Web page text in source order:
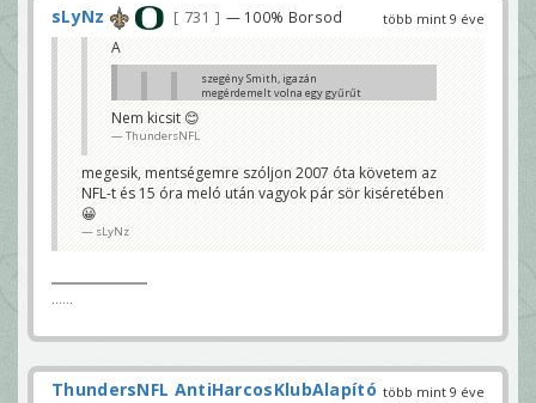
több mint 9 éve
sLyNz 731 — 100% Borsod
A
szegény Smith, igazán
megérdemelt volna egy gyűrűt
Ez most valami vicc?
Nem kicsit 😊
ThundersNFL
megesik, mentségemre szóljon 2007 óta követem az
NFL-t és 15 óra meló után vagyok pár sör kiséretében
😀
sLyNz
......
több mint 9 éve
ThundersNFL AntiHarcosKlubAlapító